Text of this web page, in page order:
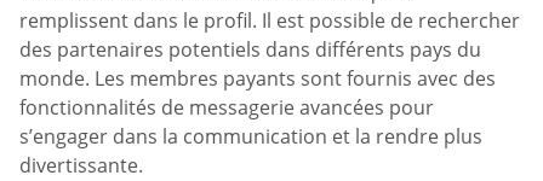
remplissent dans le profil. Il est possible de rechercher
des partenaires potentiels dans différents pays du
monde. Les membres payants sont fournis avec des
fonctionnalités de messagerie avancées pour
s’engager dans la communication et la rendre plus
divertissante.